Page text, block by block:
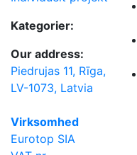
Kategorier:
Our address:
Piedrujas 11, Rīga,
LV-1073, Latvia
Virksomhed
Eurotop SIA